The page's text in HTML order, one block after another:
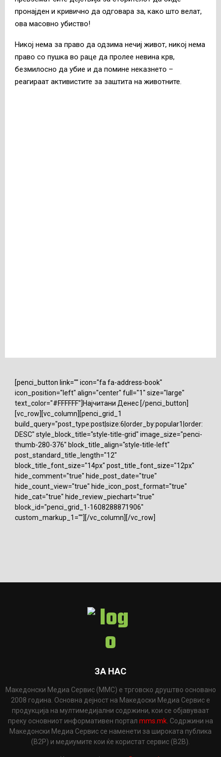
пронајден и кривично да одговара за, како што велат,
ова масовно убиство!
Никој нема за право да одзима нечиј живот, никој нема
право со пушка во раце да пролее невина крв,
безмилосно да убие и да помине неказнето –
реагираат активистите за заштита на животните.
[penci_button link="" icon="fa fa-address-book"
icon_position="left" align="center" full="1" size="large"
text_color="#FFFFFF"]Најчитани Денес [/penci_button]
[vc_row][vc_column][penci_grid_1
build_query="post_type:post|size:6|order_by:popular1|order:
DESC" style_block_title="style-title-grid" image_size="penci-
thumb-280-376" block_title_align="style-title-left"
post_standard_title_length="12"
block_title_font_size="14px" post_title_font_size="12px"
hide_comment="true" hide_post_date="true"
hide_count_view="true" hide_icon_post_format="true"
hide_cat="true" hide_review_piechart="true"
block_id="penci_grid_1-1608288871906"
custom_markup_1=""][/vc_column][/vc_row]
ЗА НАС
Македонски Медиа Сервис (ММС) е трговско друштво основано
2008 година. Основна дејност на Македоски Медиа Сервис е
продукција на мултимедијални содржини, кои се објавуваат
преку основниот информативен портал mms.mk . Содржини на
Македонски Медиа Сервис се наменети за широката публика
(B2P) и медиумите кои ќе користат сервис (B2B).